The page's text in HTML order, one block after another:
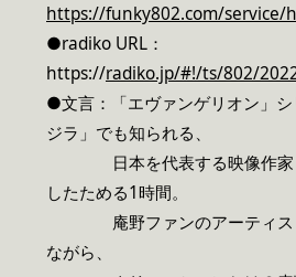
https://funky802.com/service/
●radiko URL：
https://radiko.jp/#!/ts/802/
●文言：「エヴァンゲリオン」
ジラ」でも知られる、
日本を代表する映像作家・
したためる1時間。
庵野ファンのアーティスト
ながら、